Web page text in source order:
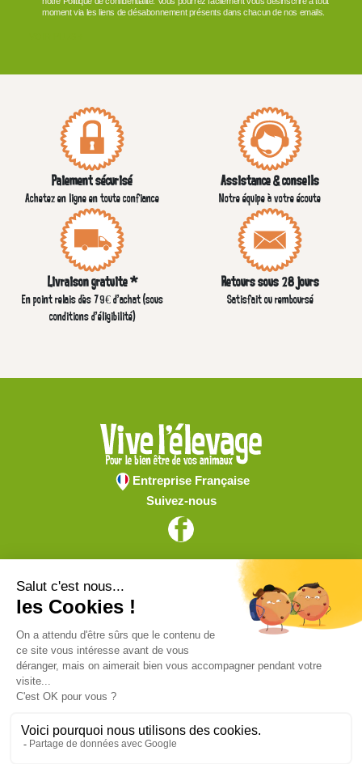
moment via les liens de désabonnement présents dans chacun de nos emails.
Paiement sécurisé
Achetez en ligne en toute confiance
Assistance & conseils
Notre équipe à votre écoute
Livraison gratuite *
En point relais dès 79€ d’achat (sous
conditions d'éligibilité)
Retours sous 28 jours
Satisfait ou remboursé
Entreprise Française
Suivez-nous
Vive l'élevage
Achat en ligne
Services
Aide & Conseils